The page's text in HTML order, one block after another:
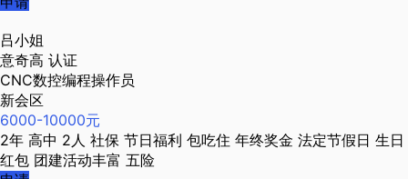
吕小姐
意奇高 认证
CNC数控编程操作员
新会区
6000-10000元
2年 高中 2人 社保 节日福利 包吃住 年终奖金 法定节假日 生日
红包 团建活动丰富 五险